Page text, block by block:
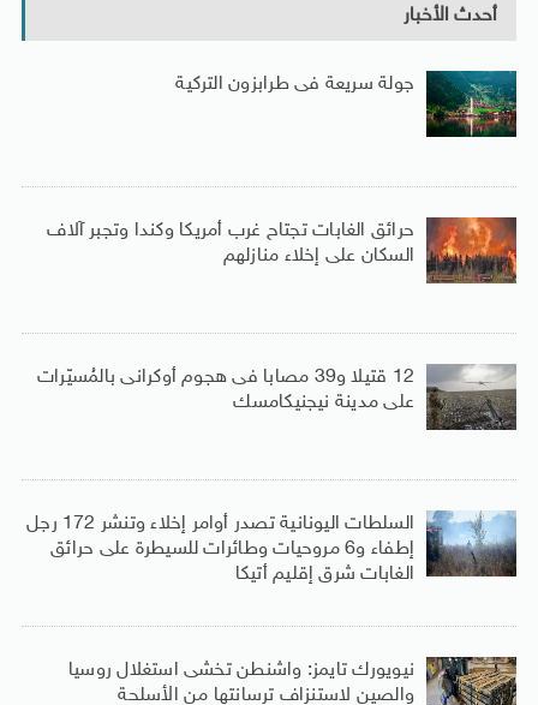
أحدث الأخبار
جولة سريعة فى طرابزون التركية
حرائق الغابات تجتاح غرب أمريكا وكندا وتجبر آلاف
السكان على إخلاء منازلهم
12 قتيلا و39 مصابا فى هجوم أوكرانى بالمُسيّرات
على مدينة نيجنيكامسك
السلطات اليونانية تصدر أوامر إخلاء وتنشر 172 رجل
إطفاء و6 مروحيات وطائرات للسيطرة على حرائق
الغابات شرق إقليم أتيكا
نيويورك تايمز: واشنطن تخشى استغلال روسيا
والصين لاستنزاف ترسانتها من الأسلحة